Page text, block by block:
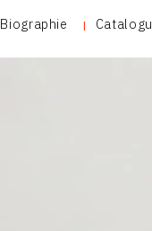
Biographie